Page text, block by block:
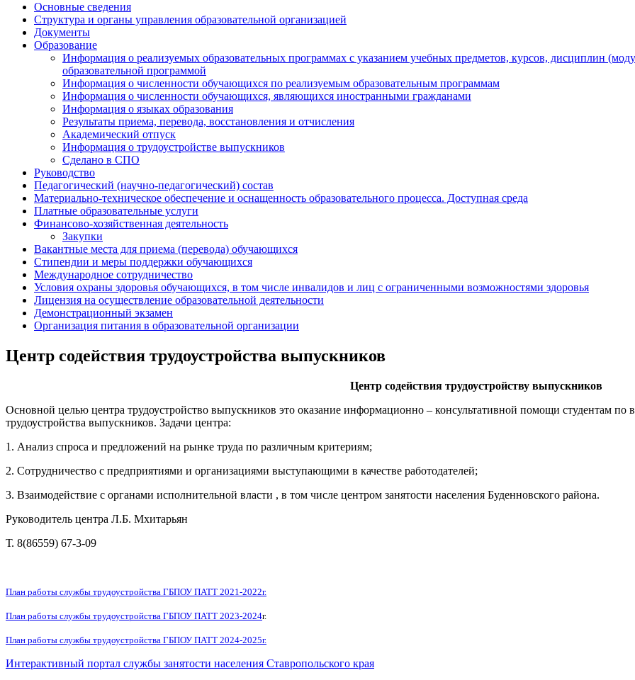
Основные сведения
Структура и органы управления образовательной организацией
Документы
Образование
Информация о реализуемых образовательных программах с указанием учебных предметов, курсов, дисциплин
образовательной программой
Информация о численности обучающихся по реализуемым образовательным программам
Информация о численности обучающихся, являющихся иностранными гражданами
Информация о языках образования
Результаты приема, перевода, восстановления и отчисления
Академический отпуск
Информация о трудоустройстве выпускников
Сделано в СПО
Руководство
Педагогический (научно-педагогический) состав
Материально-техническое обеспечение и оснащенность образовательного процесса. Доступная среда
Платные образовательные услуги
Финансово-хозяйственная деятельность
Закупки
Вакантные места для приема (перевода) обучающихся
Стипендии и меры поддержки обучающихся
Международное сотрудничество
Условия охраны здоровья обучающихся, в том числе инвалидов и лиц с ограниченными возможностями здоровья
Лицензия на осуществление образовательной деятельности
Демонстрационный экзамен
Организация питания в образовательной организации
Центр содействия трудоустройства выпускников
Центр содействия трудоустройству выпускников
Основной целью центра трудоустройство выпускников это оказание информационно – консультативной помощи студентам
трудоустройства выпускников. Задачи центра:
1. Анализ спроса и предложений на рынке труда по различным критериям;
2. Сотрудничество с предприятиями и организациями выступающими в качестве работодателей;
3. Взаимодействие с органами исполнительной власти , в том числе центром занятости населения Буденновского района.
Руководитель центра Л.Б. Мхитарьян
Т. 8(86559) 67-3-09
План работы службы трудоустройства ГБПОУ ПАТТ 2021-2022г.
План работы службы трудоустройства ГБПОУ ПАТТ 2023-2024г.
План работы службы трудоустройства ГБПОУ ПАТТ 2024-2025г.
Интерактивный портал службы занятости населения Ставропольского края